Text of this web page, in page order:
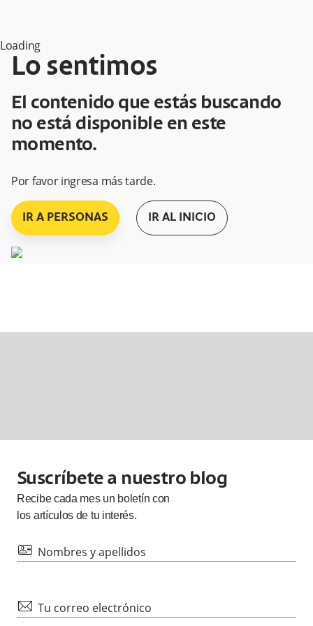
Loading
Lo sentimos
El contenido que estás buscando
no está disponible en este
momento.
Por favor ingresa más tarde.
IR A PERSONAS IR AL INICIO
Suscríbete a nuestro blog
Recibe cada mesun boletín con
los artículos de tu interés.
id Nombres y apellidos
mail Tu correo electrónico